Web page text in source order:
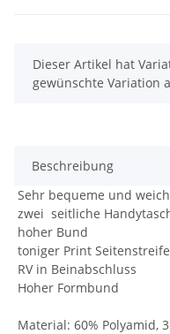
x
Dieser Artikel hat
gewünschte Variation
Beschreibung
Sehr bequeme und
zwei seitliche
hoher Bund
toniger Print
RV in Beinabschluss
Hoher Formbund
Material: 60% Polyamid,